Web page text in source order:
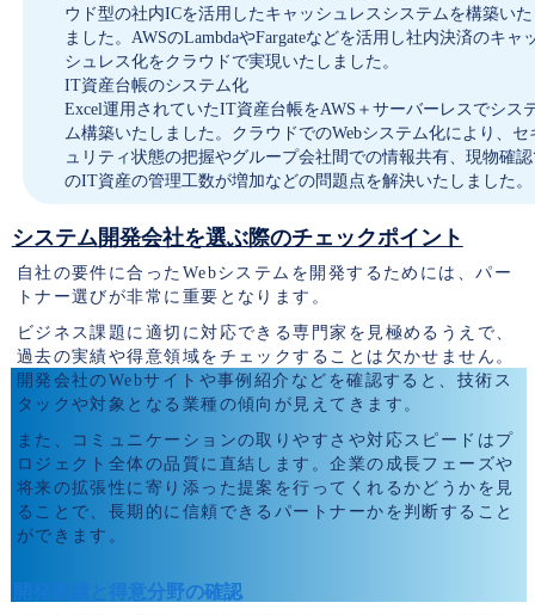
ウド型の社内ICを活用したキャッシュレスシステムを構築い
ました。AWSのLambdaやFargateなどを活用し社内決済のキャ
シュレス化をクラウドで実現いたしました。
IT資産台帳のシステム化
Excel運用されていたIT資産台帳をAWS＋サーバーレスでシス
ム構築いたしました。クラウドでのWebシステム化により、セ
ュリティ状態の把握やグループ会社間での情報共有、現物確
のIT資産の管理工数が増加などの問題点を解決いたしました。
システム開発会社を選ぶ際のチェックポイント
自社の要件に合ったWebシステムを開発するためには、パー
トナー選びが非常に重要となります。
ビジネス課題に適切に対応できる専門家を見極めるうえで、
過去の実績や得意領域をチェックすることは欠かせません。
開発会社のWebサイトや事例紹介などを確認すると、技術ス
タックや対象となる業種の傾向が見えてきます。
また、コミュニケーションの取りやすさや対応スピードはプ
ロジェクト全体の品質に直結します。企業の成長フェーズや
将来の拡張性に寄り添った提案を行ってくれるかどうかを見
ることで、長期的に信頼できるパートナーかを判断すること
ができます。
開発実績と得意分野の確認